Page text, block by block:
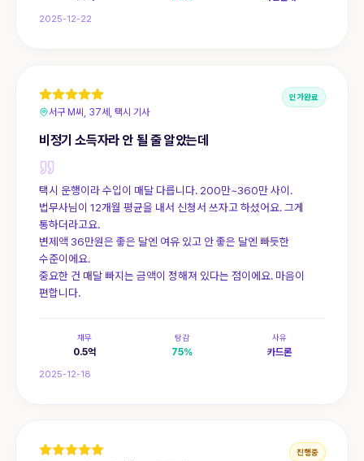
2025-12-22
서구 M씨, 37세, 택시 기사
인가완료
비정기 소득자라 안 될 줄 알았는데
택시 운행이라 수입이 매달 다릅니다. 200만~360만 사이.
법무사님이 12개월 평균을 내서 신청서 쓰자고 하셨어요. 그게
통하더라고요.
변제액 36만원은 좋은 달엔 여유 있고 안 좋은 달엔 빠듯한
수준이에요.
중요한 건 매달 빠지는 금액이 정해져 있다는 점이에요. 마음이
편합니다.
채무
0.5억
탕감
75%
사유
카드론
2025-12-18
진행중